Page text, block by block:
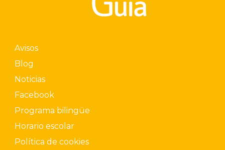
Avisos
Blog
Noticias
Facebook
Programa bilingüe
Horario escolar
Política de cookies